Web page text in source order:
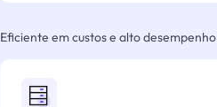
Eficiente em custos e alto desempenho